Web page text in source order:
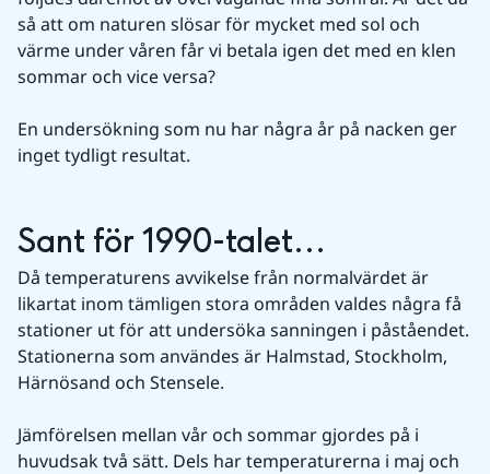
så att om naturen slösar för mycket med sol och
värme under våren får vi betala igen det med en klen
sommar och vice versa?
En undersökning som nu har några år på nacken ger
inget tydligt resultat.
Sant för 1990-talet...
Då temperaturens avvikelse från normalvärdet är
likartat inom tämligen stora områden valdes några få
stationer ut för att undersöka sanningen i påståendet.
Stationerna som användes är Halmstad, Stockholm,
Härnösand och Stensele.
Jämförelsen mellan vår och sommar gjordes på i
huvudsak två sätt. Dels har temperaturerna i maj och